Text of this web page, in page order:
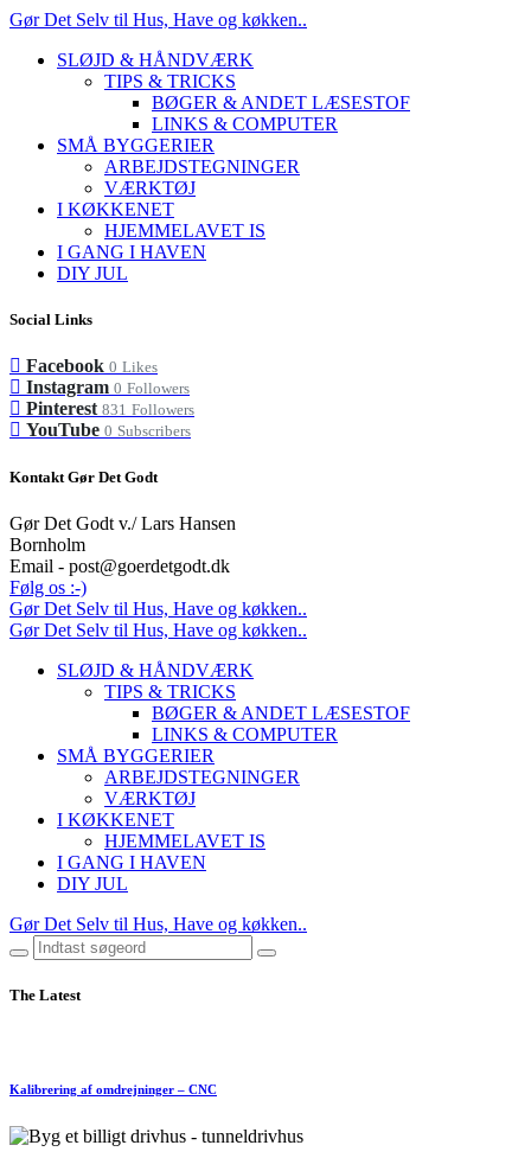
Gør Det Selv til Hus, Have og køkken..
SLØJD & HÅNDVÆRK
TIPS & TRICKS
BØGER & ANDET LÆSESTOF
LINKS & COMPUTER
SMÅ BYGGERIER
ARBEJDSTEGNINGER
VÆRKTØJ
I KØKKENET
HJEMMELAVET IS
I GANG I HAVEN
DIY JUL
Social Links
Facebook 0 Likes
Instagram 0 Followers
Pinterest 831 Followers
YouTube 0 Subscribers
Kontakt Gør Det Godt
Gør Det Godt v./ Lars Hansen
Bornholm
Email - post@goerdetgodt.dk
Følg os :-)
Gør Det Selv til Hus, Have og køkken..
Gør Det Selv til Hus, Have og køkken..
SLØJD & HÅNDVÆRK
TIPS & TRICKS
BØGER & ANDET LÆSESTOF
LINKS & COMPUTER
SMÅ BYGGERIER
ARBEJDSTEGNINGER
VÆRKTØJ
I KØKKENET
HJEMMELAVET IS
I GANG I HAVEN
DIY JUL
Gør Det Selv til Hus, Have og køkken..
The Latest
Kalibrering af omdrejninger – CNC